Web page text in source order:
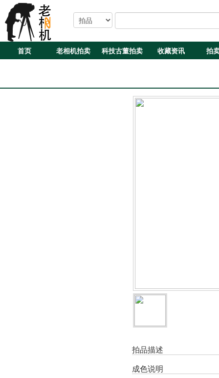
首页 老相机拍卖 科技古董拍卖 收藏资讯 拍
拍品描述
成色说明